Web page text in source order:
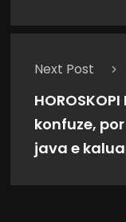
Next Post
konfuze,
java e